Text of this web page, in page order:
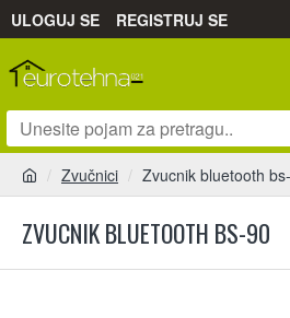
ULOGUJ SE REGISTRUJ SE
Zvučnici Zvucnik bluetooth
ZVUCNIK BLUETOOTH BS-90